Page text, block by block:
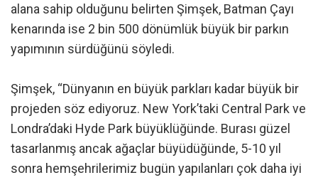
alana sahip olduğunu belirten Şimşek, Batman Çayı
kenarında ise 2 bin 500 dönümlük büyük bir parkın
yapımının sürdüğünü söyledi.
Şimşek, “Dünyanın en büyük parkları kadar büyük bir
projeden söz ediyoruz. New York’taki Central Park ve
Londra’daki Hyde Park büyüklüğünde. Burası güzel
tasarlanmış ancak ağaçlar büyüdüğünde, 5-10 yıl
sonra hemşehrilerimiz bugün yapılanları çok daha iyi